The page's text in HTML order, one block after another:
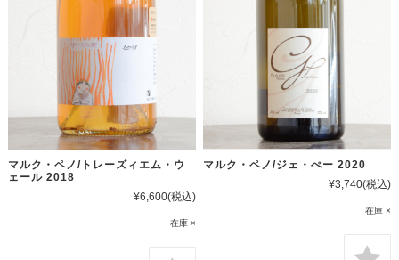
マルク・ペノ/トレーズィエム・ウ
ェール 2018
¥6,600(税込)
在庫 ×
マルク・ペノ/ジェ・ぺー 2020
¥3,740(税込)
在庫 ×